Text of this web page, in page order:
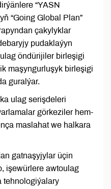
“YASN
“Going Global Plan”
çakylyklar
pudaklaýyn
öndürijiler birleşigi
maşyngurluşyk birleşigi
guralýar.
ulag serişdeleri
görkeziler hem-
maslahat we halkara
gatnaşyjylar üçin
işewürlere awtoulag
tehnologiýalary